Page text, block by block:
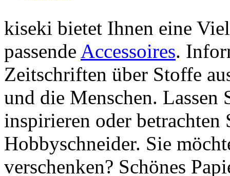
kiseki bietet Ihnen eine
passende Accessoires.
Zeitschriften über Stoffe
und die Menschen.
inspirieren oder betrachten
Hobbyschneider. Sie
verschenken? Schönes